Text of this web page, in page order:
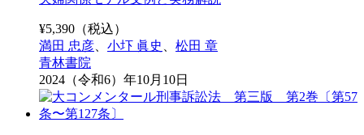
¥5,390 （税込）
満田 忠彦
小圷 眞史
松田 章
青林書院
2024（令和6）年10月10日